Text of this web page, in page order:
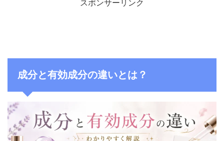
スポンサーリンク
成分と有効成分の違いとは？